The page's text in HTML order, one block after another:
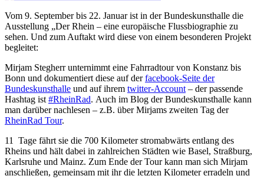
Vom 9. September bis 22. Januar ist in der Bundeskunsthalle die
Ausstellung „Der Rhein – eine europäische Flussbiographie zu
sehen. Und zum Auftakt wird diese von einem besonderen Projekt
begleitet:
Mirjam Stegherr unternimmt eine Fahrradtour von Konstanz bis
Bonn und dokumentiert diese auf derfacebook-Seite der
Bundeskunsthalle und auf ihrem twitter-Account – der passende
Hashtag ist #RheinRad. Auch im Blog der Bundeskunsthalle kann
man darüber nachlesen – z.B. über Mirjams zweiten Tag der
RheinRad Tour.
11 Tage fährt sie die 700 Kilometer stromabwärts entlang des
Rheins und hält dabei in zahlreichen Städten wie Basel, Straßburg,
Karlsruhe und Mainz. Zum Ende der Tour kann man sich Mirjam
anschließen, gemeinsam mit ihr die letzten Kilometer erradeln und